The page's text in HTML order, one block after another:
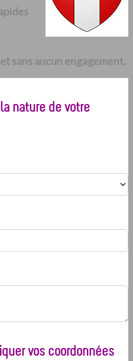
sans aucun engagement.